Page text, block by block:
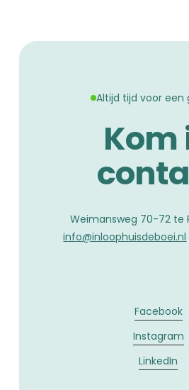
Altijd tijd voor een
Kom
Weimansweg 70-72 te
info@inloophuisdeboei.nl
Facebook
Instagram
LinkedIn